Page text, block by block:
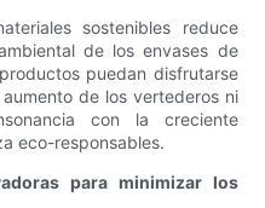
sostenibles reduce
de los envases de
puedan disfrutarse
de los vertederos ni
con la creciente
eco-responsables.
para minimizar los